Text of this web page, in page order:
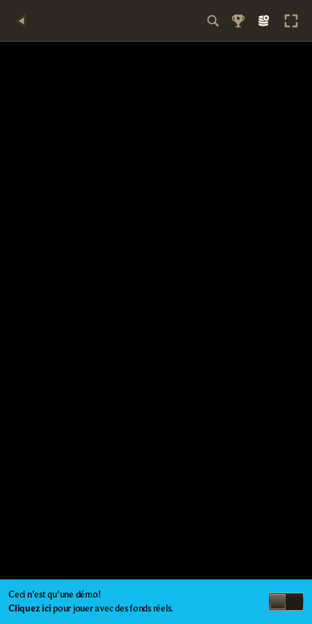
Ceci n'est qu'une démo!
Cliquez icipour jouer avec des fonds réels.